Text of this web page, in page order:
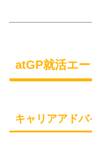
atGP就活エ
キャリアアド